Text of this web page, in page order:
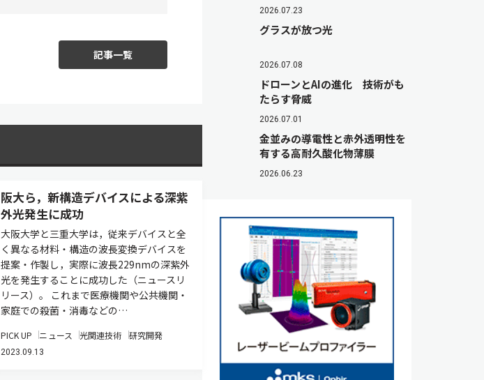
記事一覧
阪大ら，新構造デバイスによる深紫
外光発生に成功
大阪大学と三重大学は，従来デバイスと全
く異なる材料・構造の波長変換デバイスを
提案・作製し，実際に波長229nmの深紫外
光を発生することに成功した（ニュースリ
リース）。 これまで医療機関や公共機関・
家庭での殺菌・消毒などの…
PICK UP ニュース 光関連技術 研究開発
2023.09.13
2026.07.23
グラスが放つ光
2026.07.08
ドローンとAIの進化 技術がも
たらす脅威
2026.07.01
金並みの導電性と赤外透明性を
有する高耐久酸化物薄膜
2026.06.23